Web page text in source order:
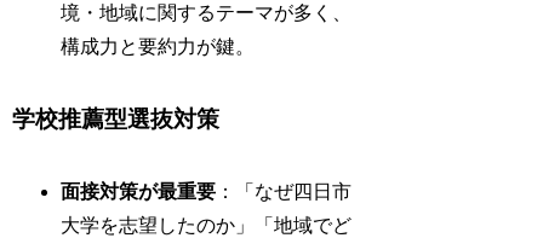
境・地域に関するテーマが多く、
構成力と要約力が鍵。
学校推薦型選抜対策
面接対策が最重要 ：「なぜ四日市
大学を志望したのか」「地域でど